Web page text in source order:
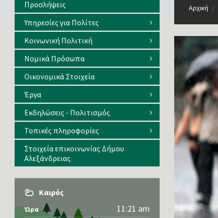
Αρχική /
Προσλήψεις
Υπηρεσίες για Πολίτες
Κοινωνική Πολιτική
Νομικά Πρόσωπα
Οικονομικά Στοιχεία
Έργα
Εκδηλώσεις - Πολιτισμός
Τοπικές πληροφορίες
Στοιχεία επικοινωνίας Δήμου
Αλεξάνδρειας
Καιρός
Ώρα 11:21 am